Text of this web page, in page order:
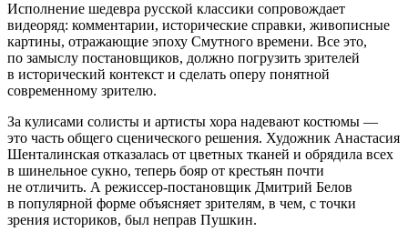
Исполнение шедевра русской классики сопровождает
видеоряд: комментарии, исторические справки, живописные
картины, отражающие эпоху Смутного времени. Все это,
по замыслу постановщиков, должно погрузить зрителей
в исторический контекст и сделать оперу понятной
современному зрителю.
За кулисами солисты и артисты хора надевают костюмы —
это часть общего сценического решения. Художник Анастасия
Шенталинская отказалась от цветных тканей и обрядила всех
в шинельное сукно, теперь бояр от крестьян почти
не отличить. А режиссер-постановщик Дмитрий Белов
в популярной форме объясняет зрителям, в чем, с точки
зрения историков, был неправ Пушкин.